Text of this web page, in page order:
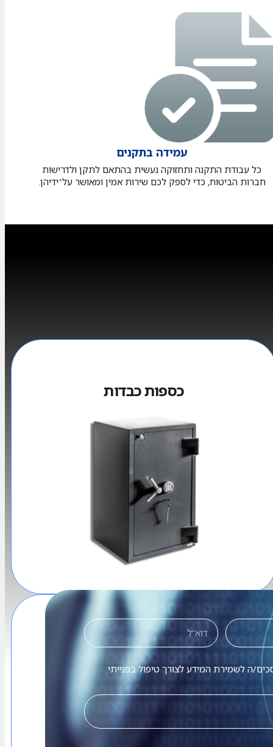
עמידה בתקנים
כל עבודת התקנה ותחזוקה נעשית בהתאם לתקן ולדרישות
חברות הביטוח, כדי לספק לכם שירות אמין ומאושר על־ידיהן.
כספות כבדות
כספות כבדות
כספות כבדות משוריינות שמטרתן לאבטח
ולשמור על פריטים יקרי ערך המוחזקים בידי
ה לשמירת המידע לצורך טיפול בפנייתי